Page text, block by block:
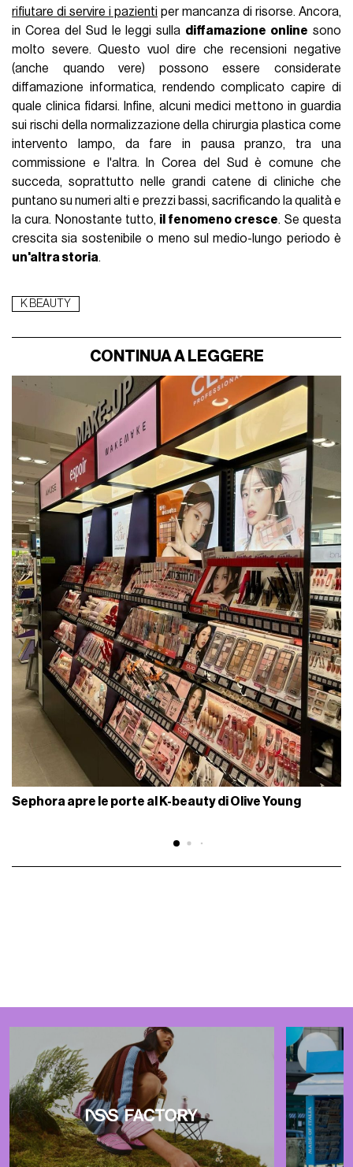
rifiutare di servire i pazienti per mancanza di risorse. Ancora,
in Corea del Sud le leggi sulla diffamazione online sono
molto severe. Questo vuol dire che recensioni negative
(anche quando vere) possono essere considerate
diffamazione informatica, rendendo complicato capire di
quale clinica fidarsi. Infine, alcuni medici mettono in guardia
sui rischi della normalizzazione della chirurgia plastica come
intervento lampo, da fare in pausa pranzo, tra una
commissione e l'altra. In Corea del Sud è comune che
succeda, soprattutto nelle grandi catene di cliniche che
puntano su numeri alti e prezzi bassi, sacrificando la qualità e
la cura. Nonostante tutto, il fenomeno cresce. Se questa
crescita sia sostenibile o meno sul medio-lungo periodo è
un'altra storia.
K BEAUTY
CONTINUA A LEGGERE
Sephora apre le porte al K-beauty di Olive Young